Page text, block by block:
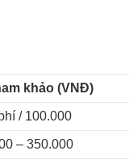
khảo (VNĐ)
/ 100.000
– 350.000